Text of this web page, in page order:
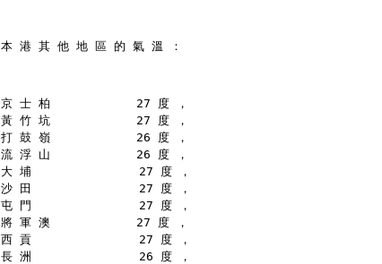
本 港 其 他 地 區 的 氣 溫 ：
京 士 柏            27 度 ，
黃 竹 坑            27 度 ，
打 鼓 嶺            26 度 ，
流 浮 山            26 度 ，
大 埔               27 度 ，
沙 田               27 度 ，
屯 門               27 度 ，
將 軍 澳            27 度 ，
西 貢               27 度 ，
長 洲               26 度 ，